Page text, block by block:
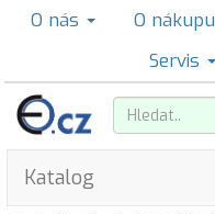
O nás O nákupu
Servis
Katalog